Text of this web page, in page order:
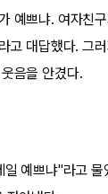
예쁘냐. 여자친
고 대답했다. 그
음을 안겼다.
일 예쁘냐"라고